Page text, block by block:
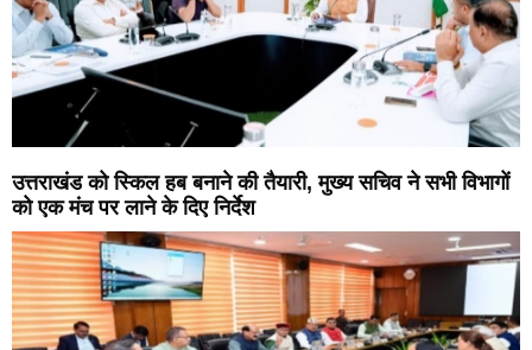
उत्तराखंड को स्किल हब बनाने की तैयारी, मुख्य सचिव ने सभी विभागों
को एक मंच पर लाने के दिए निर्देश